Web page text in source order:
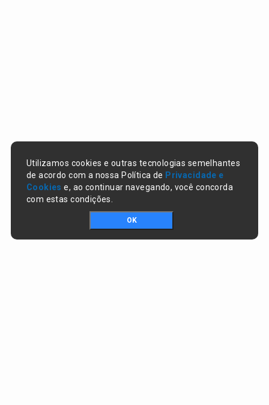
Utilizamos cookies e outras tecnologias semelhantes
de acordo com a nossa Política de Privacidade e
Cookies e, ao continuar navegando, você concorda
com estas condições.
OK